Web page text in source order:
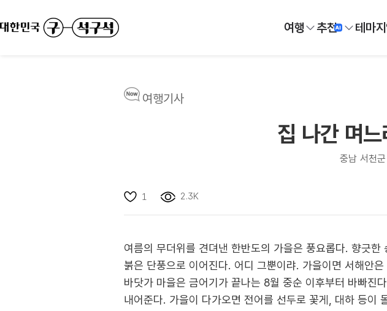
여행 추천 테마
여행기사
집 나간 며
충남 서천군
1 2.3K
여름의 무더위를 견뎌낸 한반도의 가을은 풍요롭다. 향긋
붉은 단풍으로 이어진다. 어디 그뿐이랴. 가을이면 서해안
바닷가 마을은 금어기가 끝나는 8월 중순 이후부터 바빠진
내어준다. 가을이 다가오면 전어를 선두로 꽃게, 대하 등이